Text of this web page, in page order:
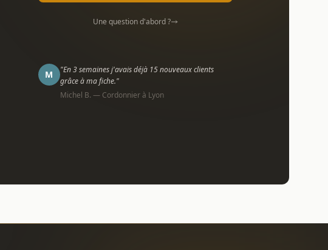
Une question d'abord ?
M
"En 3 semaines j'avais déjà 15 nouveaux clients
grâce à ma fiche."
Michel B. — Cordonnier à Lyon